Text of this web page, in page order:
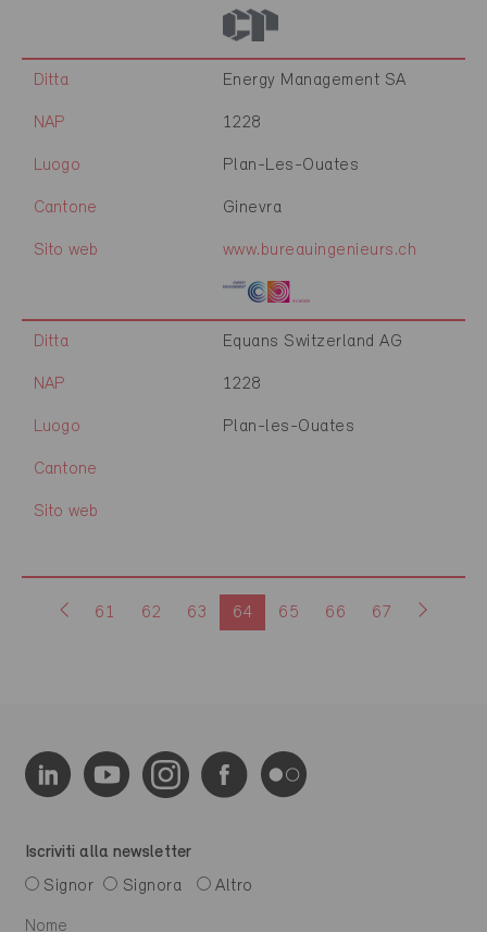
Ditta Energy Management SA
NAP 1228
Luogo Plan-Les-Ouates
Cantone Ginevra
Sito web www.bureauingenieurs.ch
Ditta Equans Switzerland AG
NAP 1228
Luogo Plan-les-Ouates
Cantone
Sito web
61 62 63 64 65 66 67
Iscriviti alla newsletter
Signor
Signora Altro